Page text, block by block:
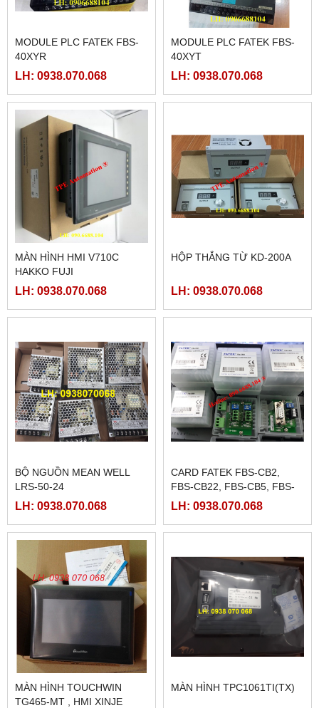
MODULE PLC FATEK FBS-
40XYR
LH: 0938.070.068
MODULE PLC FATEK FBS-
40XYT
LH: 0938.070.068
MÀN HÌNH HMI V710C
HAKKO FUJI
LH: 0938.070.068
HỘP THẮNG TỪ KD-200A
LH: 0938.070.068
BỘ NGUỒN MEAN WELL
LRS-50-24
LH: 0938.070.068
CARD FATEK FBS-CB2,
FBS-CB22, FBS-CB5, FBS-
CB25, FBS-CB55
LH: 0938.070.068
MÀN HÌNH TOUCHWIN
TG465-MT , HMI XINJE
MÀN HÌNH TPC1061TI(TX)